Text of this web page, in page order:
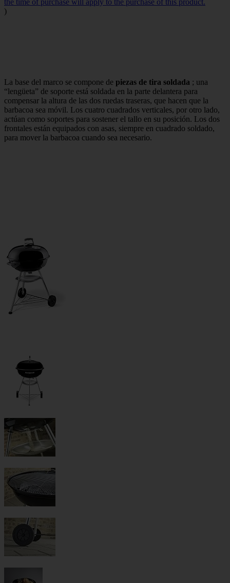
the time of purchase will apply to the purchase of this product.
)
La base del marco se compone de piezas de tira soldada ; una
“lengüeta” de soporte está soldada en la parte delantera para
compensar la altura de las dos ruedas traseras, que hacen que la
barbacoa sea móvil. Los cuatro cuadrados verticales, por otro lado,
actúan como soportes para sostener el tallo en su posición. Los dos
frontales están equipados con asas, siempre en cuadrado soldado,
para mover la barbacoa cuando sea necesario.